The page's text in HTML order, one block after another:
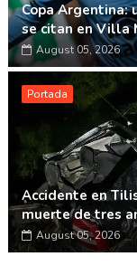
Copa Argentina:
se citan en Villa
August 05, 2026
Portada
Accidente en
muerte de tres
August 05, 2026